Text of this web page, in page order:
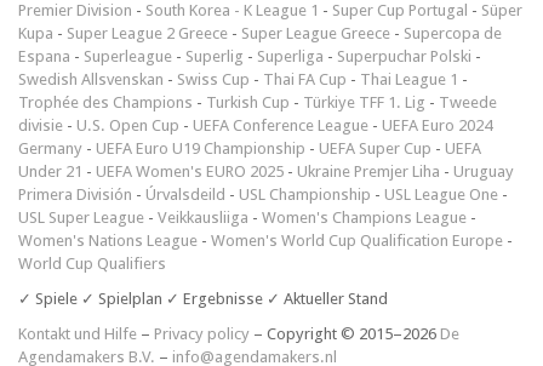
Premier Division - South Korea - K League 1 - Super Cup Portugal - Süper
Kupa - Super League 2 Greece - Super League Greece - Supercopa de
Espana - Superleague - Superlig - Superliga - Superpuchar Polski -
Swedish Allsvenskan - Swiss Cup - Thai FA Cup - Thai League 1 -
Trophée des Champions - Turkish Cup - Türkiye TFF 1. Lig - Tweede
divisie - U.S. Open Cup - UEFA Conference League - UEFA Euro 2024
Germany - UEFA Euro U19 Championship - UEFA Super Cup - UEFA
Under 21 - UEFA Women's EURO 2025 - Ukraine Premjer Liha - Uruguay
Primera División - Úrvalsdeild - USL Championship - USL League One -
USL Super League - Veikkausliiga - Women's Champions League -
Women's Nations League - Women's World Cup Qualification Europe -
World Cup Qualifiers
✓ Spiele ✓ Spielplan ✓ Ergebnisse ✓ Aktueller Stand
Kontakt und Hilfe – Privacy policy – Copyright © 2015–2026 De
Agendamakers B.V. – info@agendamakers.nl